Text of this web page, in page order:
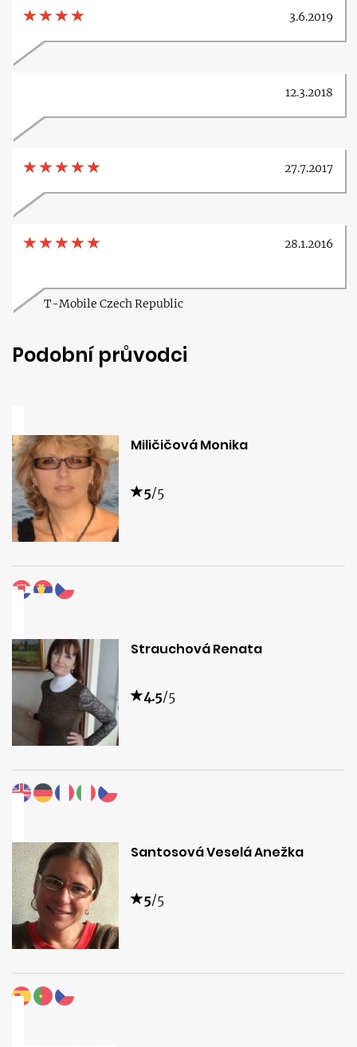
3.6.2019
12.3.2018
27.7.2017
28.1.2016
T-Mobile Czech Republic
Podobní průvodci
Miličičová Monika
5/5
Strauchová Renata
4.5/5
Santosová Veselá Anežka
5/5